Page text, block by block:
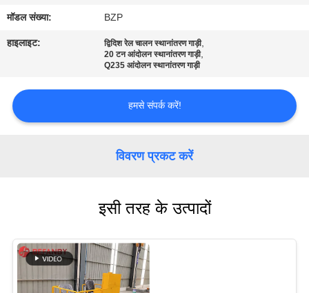
संपर्क
करें
एक
साइटमैप
मॉडल संख्या: BZP
हाइलाइट: द्विदिश रेल चालन स्थानांतरण गाड़ी,
20 टन आंदोलन स्थानांतरण गाड़ी,
Q235 आंदोलन स्थानांतरण गाड़ी
हमसे संपर्क करें!
विवरण प्रकट करें
इसी तरह के उत्पादों